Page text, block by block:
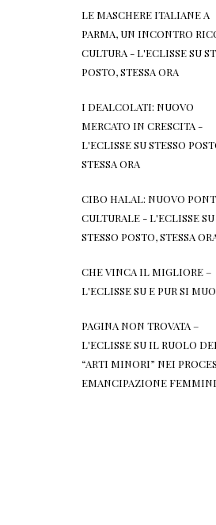
LE MASCHERE ITALIANE A
PARMA, UN INCONTRO
CULTURA - L'ECLISSESU
POSTO, STESSA ORA
I DEALCOLATI: NUOVO
MERCATO IN CRESCITA -
L'ECLISSESUSTESSO
STESSA ORA
CIBO HALAL: NUOVO
CULTURALE - L'ECLISSESU
STESSO POSTO, STESSA
CHE VINCA IL MIGLIORE –
L'ECLISSESU E PUR SI
PAGINA NON TROVATA –
L'ECLISSESU IL RUOLO
“ARTI MINORI” NEI
EMANCIPAZIONE